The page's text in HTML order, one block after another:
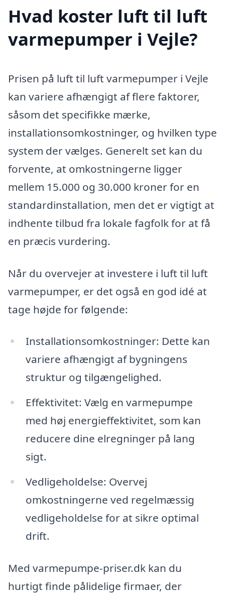
Hvad koster luft til luft
varmepumper i Vejle?
Prisen på luft til luft varmepumper i Vejle
kan variere afhængigt af flere faktorer,
såsom det specifikke mærke,
installationsomkostninger, og hvilken type
system der vælges. Generelt set kan du
forvente, at omkostningerne ligger
mellem 15.000 og 30.000 kroner for en
standardinstallation, men det er vigtigt at
indhente tilbud fra lokale fagfolk for at få
en præcis vurdering.
Når du overvejer at investere i luft til luft
varmepumper, er det også en god idé at
tage højde for følgende:
Installationsomkostninger: Dette kan
variere afhængigt af bygningens
struktur og tilgængelighed.
Effektivitet: Vælg en varmepumpe
med høj energieffektivitet, som kan
reducere dine elregninger på lang
sigt.
Vedligeholdelse: Overvej
omkostningerne ved regelmæssig
vedligeholdelse for at sikre optimal
drift.
Med varmepumpe-priser.dk kan du
hurtigt finde pålidelige firmaer, der